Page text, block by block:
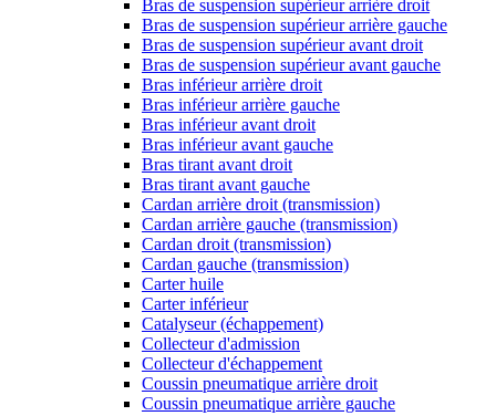
Bras de suspension supérieur arrière droit
Bras de suspension supérieur arrière gauche
Bras de suspension supérieur avant droit
Bras de suspension supérieur avant gauche
Bras inférieur arrière droit
Bras inférieur arrière gauche
Bras inférieur avant droit
Bras inférieur avant gauche
Bras tirant avant droit
Bras tirant avant gauche
Cardan arrière droit (transmission)
Cardan arrière gauche (transmission)
Cardan droit (transmission)
Cardan gauche (transmission)
Carter huile
Carter inférieur
Catalyseur (échappement)
Collecteur d'admission
Collecteur d'échappement
Coussin pneumatique arrière droit
Coussin pneumatique arrière gauche